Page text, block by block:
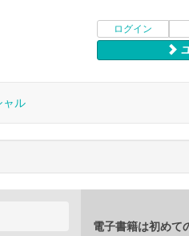
ログイン
ャル
電子書籍は初めて